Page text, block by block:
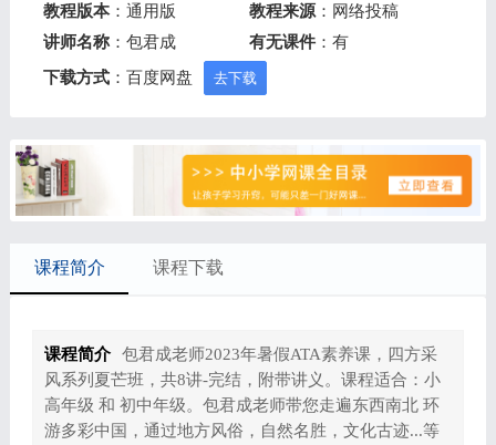
教程版本：通用版 教程来源 ：网络投稿
讲师名称：包君成 有无课件 ：有
下载方式：百度网盘 去下载
课程简介 课程下载
课程简介
包君成老师2023年暑假ATA素养课，四方采
风系列夏芒班，共8讲-完结，附带讲义。课程适合：小
高年级 和 初中年级。包君成老师带您走遍东西南北 环
游多彩中国，通过地方风俗，自然名胜，文化古迹...等